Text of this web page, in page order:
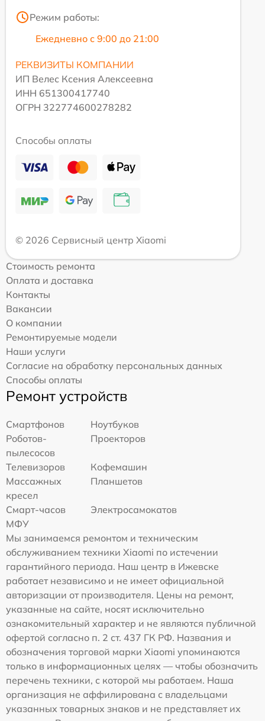
Режим работы:
Ежедневно с 9:00 до 21:00
РЕКВИЗИТЫ КОМПАНИИ
ИП Велес Ксения Алексеевна
ИНН 651300417740
ОГРН 322774600278282
Способы оплаты
© 2026 Сервисный центр Xiaomi
Стоимость ремонта
Оплата и доставка
Контакты
Вакансии
О компании
Ремонтируемые модели
Наши услуги
Согласие на обработку персональных данных
Способы оплаты
Ремонт устройств
Смартфонов
Ноутбуков
Роботов-
пылесосов
Проекторов
Телевизоров
Кофемашин
Массажных
кресел
Планшетов
Смарт-часов
Электросамокатов
МФУ
Мы занимаемся ремонтом и техническим
обслуживанием техники Xiaomi по истечении
гарантийного периода. Наш центр в Ижевске
работает независимо и не имеет официальной
авторизации от производителя. Цены на ремонт,
указанные на сайте, носят исключительно
ознакомительный характер и не являются публичной
офертой согласно п. 2 ст. 437 ГК РФ. Названия и
обозначения торговой марки Xiaomi упоминаются
только в информационных целях — чтобы обозначить
перечень техники, с которой мы работаем. Наша
организация не аффилирована с владельцами
указанных товарных знаков и не представляет их